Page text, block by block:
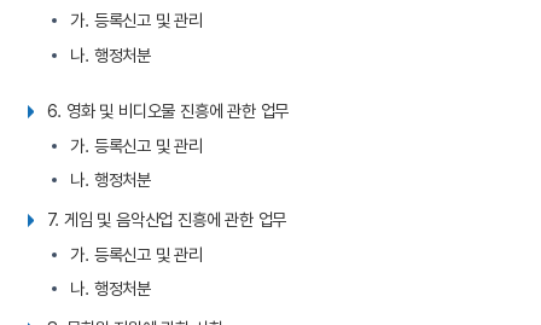
가. 등록신고 및 관리
나. 행정처분
6. 영화 및 비디오물 진흥에 관한 업무
가. 등록신고 및 관리
나. 행정처분
7. 게임 및 음악산업 진흥에 관한 업무
가. 등록신고 및 관리
나. 행정처분